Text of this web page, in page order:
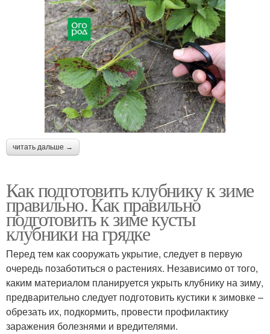
читать дальше →
Как подготовить клубнику к зиме
правильно. Как правильно
подготовить к зиме кусты
клубники на грядке
Перед тем как сооружать укрытие, следует в первую
очередь позаботиться о растениях. Независимо от того,
каким материалом планируется укрыть клубнику на зиму,
предварительно следует подготовить кустики к зимовке –
обрезать их, подкормить, провести профилактику
заражения болезнями и вредителями.